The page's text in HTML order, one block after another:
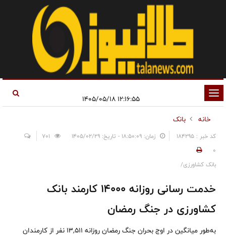
تغییر
وضعیت
ناوبری
۱۲:۱۶:۵۵ ۱۴۰۵/۰۵/۱۸
خانه
بانک
کد خبر : 184295 زمان: ۱۸:۵۰:۰۹ - تاریخ: ۱۴۰۵/۰۲/۲۹
0
بانک کشاورزی/
خدمت رسانی روزانه ۱۴۰۰۰ کارمند بانک
کشاورزی در جنگ رمضان
به‌طور میانگین در اوج بحران جنگ رمضان روزانه ۱۳,۵۱۱ نفر از کارمندان